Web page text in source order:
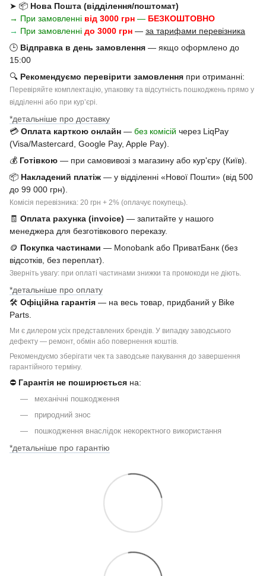
➤ 📦 Нова Пошта (відділення/поштомат)
→ При замовленні від 3000 грн — БЕЗКОШТОВНО
→ При замовленні до 3000 грн — за тарифами перевізника
🕒 Відправка в день замовлення — якщо оформлено до
15:00
🔍 Рекомендуємо перевірити замовлення при отриманні:
Перевіряйте комплектацію, упаковку та відсутність пошкоджень прямо у
відділенні або при курʼєрі.
*детальніше про доставку
💳 Оплата карткою онлайн — без комісій через LiqPay
(Visa/Mastercard, Google Pay, Apple Pay).
💰 Готівкою — при самовивозі з магазину або кур'єру (Київ).
📦 Накладений платіж — у відділенні «Нової Пошти» (від 500
до 99 000 грн).
Комісія перевізника: 20 грн + 2% (оплачує покупець).
🧾 Оплата рахунка (invoice) — запитайте у нашого
менеджера для безготівкового переказу.
🪙 Покупка частинами — Monobank або ПриватБанк (без
відсотків, без переплат).
Зверніть увагу: при оплаті частинами знижки та промокоди не діють.
*детальніше про оплату
🛠 Офіційна гарантія — на весь товар, придбаний у Bike
Parts.
Ми є дилером усіх представлених брендів. У випадку заводського
дефекту — ремонт, обмін або повернення коштів.
Рекомендуємо зберігати чек та заводське пакування до завершення
гарантійного терміну.
⛔ Гарантія не поширюється на:
механічні пошкодження
природний знос
пошкодження внаслідок некоректного використання
*детальніше про гарантію